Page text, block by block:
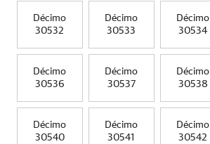
Décimo
30532
Décimo
30533
Décimo
30534
Décimo
30536
Décimo
30537
Décimo
30538
Décimo
30540
Décimo
30541
Décimo
30542